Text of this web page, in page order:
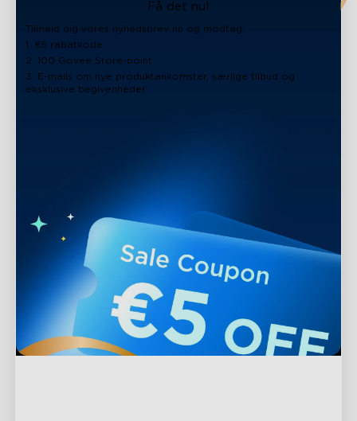
Få det nu!
Tilmeld dig vores nyhedsbrev nu og modtag:
1. €5 rabatkode
2. 100 Govee Store-point
3. E-mails om nye produktankomster, særlige tilbud og
eksklusive begivenheder